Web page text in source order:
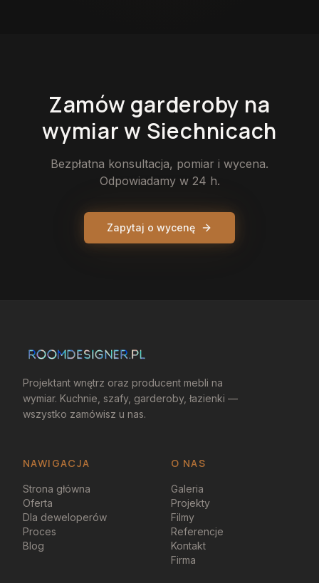
Zamów garderoby na
wymiarw Siechnicach
Bezpłatna konsultacja, pomiar i wycena.
Odpowiadamy w 24 h.
Zapytaj o wycenę
Projektant wnętrz oraz producent mebli na
wymiar. Kuchnie, szafy, garderoby, łazienki —
wszystko zamówisz u nas.
NAWIGACJA O NAS
Strona główna
Oferta
Dla deweloperów
Proces
Blog
Galeria
Projekty
Filmy
Referencje
Kontakt
Firma